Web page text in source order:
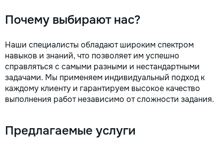
Почему выбирают нас?
Наши специалисты обладают широким спектром
навыков и знаний, что позволяет им успешно
справляться с самыми разными и нестандартными
задачами. Мы применяем индивидуальный подход к
каждому клиенту и гарантируем высокое качество
выполнения работ независимо от сложности задания.
Предлагаемые услуги